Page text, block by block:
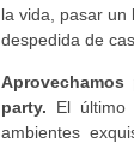
la vida, pasar un
despedida de
party. El último
ambientes